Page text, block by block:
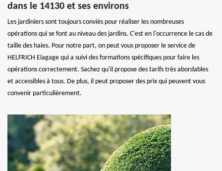
dans le 14130 et ses environs
Les jardiniers sont toujours conviés pour réaliser les nombreuses
opérations qui se font au niveau des jardins. C'est en l'occurrence le cas de
taille des haies. Pour notre part, on peut vous proposer le service de
HELFRICH Elagage qui a suivi des formations spécifiques pour faire les
opérations correctement. Sachez qu'il propose des tarifs très abordables
et accessibles à tous. De plus, il peut proposer des prix qui peuvent vous
convenir particulièrement.